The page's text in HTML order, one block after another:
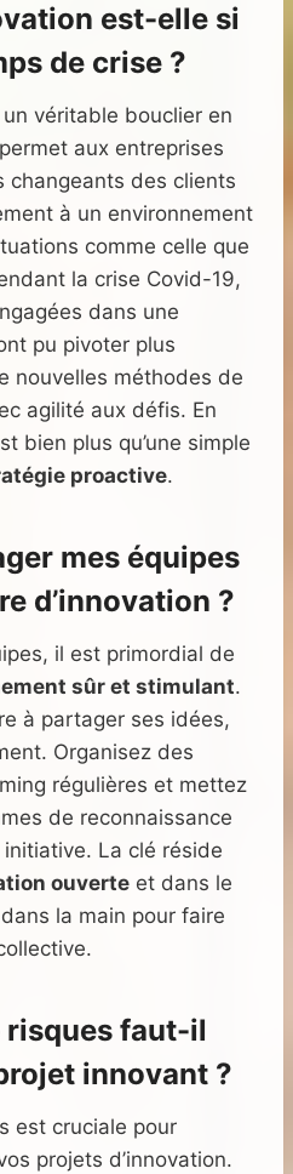
est-elle si
de crise ?
véritable bouclier en
aux entreprises
changeants des clients
à un environnement
comme celle que
la crise Covid-19,
dans une
pu pivoter plus
nouvelles méthodes de
agilité aux défis. En
bien plus qu’une simple
proactive.
mes équipes
d’innovation ?
il est primordial de
sûr et stimulant.
à partager ses idées,
Organisez des
régulières et mettez
de reconnaissance
La clé réside
ouverte et dans le
la main pour faire
risques faut-il
innovant ?
est cruciale pour
projets d’innovation.